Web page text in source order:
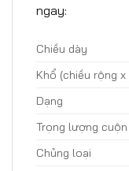
ngay:
Chiều dày
Khổ (chiều rộng x
Dạng
Trọng lượng cuộn
Chủng loại